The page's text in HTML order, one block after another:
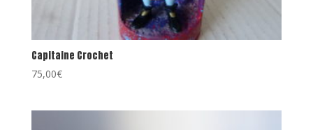
Capitaine Crochet
75,00€